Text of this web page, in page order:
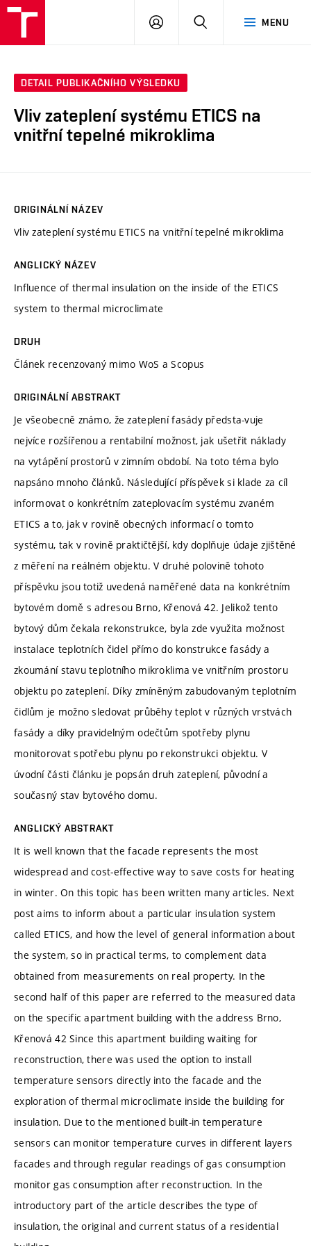
MENU
PŘIHLÁSIT
DETAIL PUBLIKAČNÍHO VÝSLEDKU
Vliv zateplení systému ETICS na
vnitřní tepelné mikroklima
ORIGINÁLNÍ NÁZEV
Vliv zateplení systému ETICS na vnitřní tepelné mikroklima
ANGLICKÝ NÁZEV
Influence of thermal insulation on the inside of the ETICS
system to thermal microclimate
DRUH
Článek recenzovaný mimo WoS a Scopus
ORIGINÁLNÍ ABSTRAKT
Je všeobecně známo, že zateplení fasády předsta-vuje
nejvíce rozšířenou a rentabilní možnost, jak ušetřit náklady
na vytápění prostorů v zimním období. Na toto téma bylo
napsáno mnoho článků. Následující příspěvek si klade za cíl
informovat o konkrétním zateplovacím systému zvaném
ETICS a to, jak v rovině obecných informací o tomto
systému, tak v rovině praktičtější, kdy doplňuje údaje zjištěné
z měření na reálném objektu. V druhé polovině tohoto
příspěvku jsou totiž uvedená naměřené data na konkrétním
bytovém domě s adresou Brno, Křenová 42. Jelikož tento
bytový dům čekala rekonstrukce, byla zde využita možnost
instalace teplotních čidel přímo do konstrukce fasády a
zkoumání stavu teplotního mikroklima ve vnitřním prostoru
objektu po zateplení. Díky zmíněným zabudovaným teplotním
čidlům je možno sledovat průběhy teplot v různých vrstvách
fasády a díky pravidelným odečtům spotřeby plynu
monitorovat spotřebu plynu po rekonstrukci objektu. V
úvodní části článku je popsán druh zateplení, původní a
současný stav bytového domu.
ANGLICKÝ ABSTRAKT
It is well known that the facade represents the most
widespread and cost-effective way to save costs for heating
in winter. On this topic has been written many articles. Next
post aims to inform about a particular insulation system
called ETICS, and how the level of general information about
the system, so in practical terms, to complement data
obtained from measurements on real property. In the
second half of this paper are referred to the measured data
on the specific apartment building with the address Brno,
Křenová 42 Since this apartment building waiting for
reconstruction, there was used the option to install
temperature sensors directly into the facade and the
exploration of thermal microclimate inside the building for
insulation. Due to the mentioned built-in temperature
sensors can monitor temperature curves in different layers
facades and through regular readings of gas consumption
monitor gas consumption after reconstruction. In the
introductory part of the article describes the type of
insulation, the original and current status of a residential